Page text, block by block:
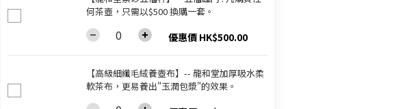
何茶壺，只需以$500 換購一套。
優惠價 HK$500.00
【高級細纖毛絨養壺布】-- 龍和堂加厚吸水柔
軟茶布，更易養出"玉潤包漿"的效果。